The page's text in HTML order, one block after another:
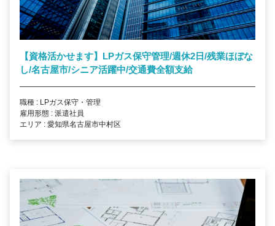
【資格活かせます】LPガス保守管理/週休2日/残業ほぼな
し/名古屋市/シニア活躍中/交通費全額支給
職種 : LPガス保守・管理
雇用形態 : 派遣社員
エリア : 愛知県名古屋市中村区